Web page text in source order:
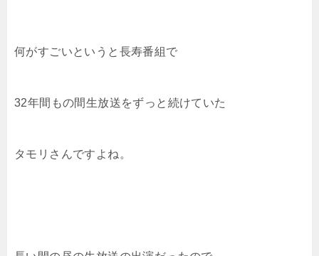
何がすごいというと長寿番組で
32年間もの間生放送をずっと続けていた
タモリさんですよね。